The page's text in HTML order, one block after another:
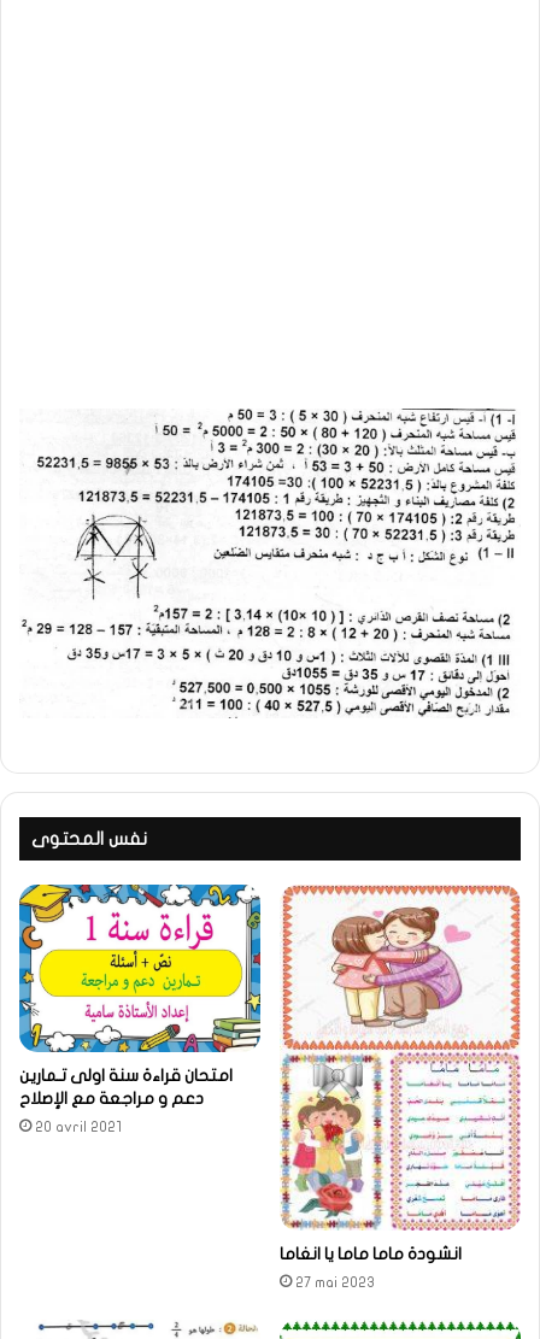
نفس المحتوى
امتحان قراءة سنة اولى تـمارين
دعم و مراجعة مع الإصلاح
20 avril 2021
انشودة ماما ماما يا انغاما
27 mai 2023